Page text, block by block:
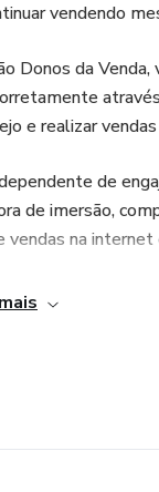
vendendo
Donos da
e realizar
de
de imersão,
vendas na